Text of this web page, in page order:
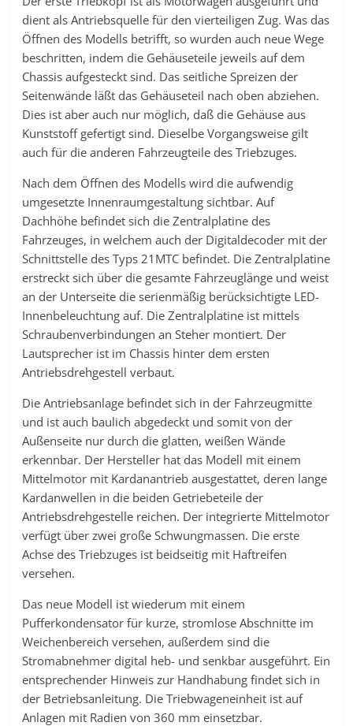
dient als Antriebsquelle für den vierteiligen Zug. Was das
Öffnen des Modells betrifft, so wurden auch neue Wege
beschritten, indem die Gehäuseteile jeweils auf dem
Chassis aufgesteckt sind. Das seitliche Spreizen der
Seitenwände läßt das Gehäuseteil nach oben abziehen.
Dies ist aber auch nur möglich, daß die Gehäuse aus
Kunststoff gefertigt sind. Dieselbe Vorgangsweise gilt
auch für die anderen Fahrzeugteile des Triebzuges.
Nach dem Öffnen des Modells wird die aufwendig
umgesetzte Innenraumgestaltung sichtbar. Auf
Dachhöhe befindet sich die Zentralplatine des
Fahrzeuges, in welchem auch der Digitaldecoder mit der
Schnittstelle des Typs 21MTC befindet. Die Zentralplatine
erstreckt sich über die gesamte Fahrzeuglänge und weist
an der Unterseite die serienmäßig berücksichtigte LED-
Innenbeleuchtung auf. Die Zentralplatine ist mittels
Schraubenverbindungen an Steher montiert. Der
Lautsprecher ist im Chassis hinter dem ersten
Antriebsdrehgestell verbaut.
Die Antriebsanlage befindet sich in der Fahrzeugmitte
und ist auch baulich abgedeckt und somit von der
Außenseite nur durch die glatten, weißen Wände
erkennbar. Der Hersteller hat das Modell mit einem
Mittelmotor mit Kardanantrieb ausgestattet, deren lange
Kardanwellen in die beiden Getriebeteile der
Antriebsdrehgestelle reichen. Der integrierte Mittelmotor
verfügt über zwei große Schwungmassen. Die erste
Achse des Triebzuges ist beidseitig mit Haftreifen
versehen.
Das neue Modell ist wiederum mit einem
Pufferkondensator für kurze, stromlose Abschnitte im
Weichenbereich versehen, außerdem sind die
Stromabnehmer digital heb- und senkbar ausgeführt. Ein
entsprechender Hinweis zur Handhabung findet sich in
der Betriebsanleitung. Die Triebwageneinheit ist auf
Anlagen mit Radien von 360 mm einsetzbar.